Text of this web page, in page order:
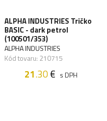
ALPHA INDUSTRIES Tričko
BASIC - dark petrol
(100501/353)
ALPHA INDUSTRIES
Kód tovaru: 210715
21.30€ s DPH